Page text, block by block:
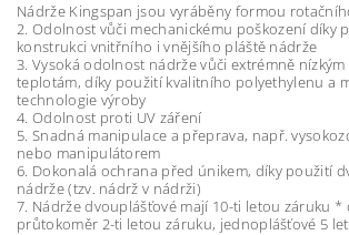
Nádrže Kingspan jsou vyráběny formou
2. Odolnost vůči mechanickému poškození díky
konstrukci vnitřního i vnějšího pláště nádrže
3. Vysoká odolnost nádrže vůči extrémně nízkým
teplotám, díky použití kvalitního polyethylenu a
technologie výroby
4. Odolnost proti UV záření
5. Snadná manipulace a přeprava, např.
nebo manipulátorem
6. Dokonalá ochrana před únikem, díky použití
nádrže (tzv. nádrž v nádrži)
7. Nádrže dvouplášťové mají 10-ti letou záruku *
průtokoměr 2-ti letou záruku, jednoplášťové 5